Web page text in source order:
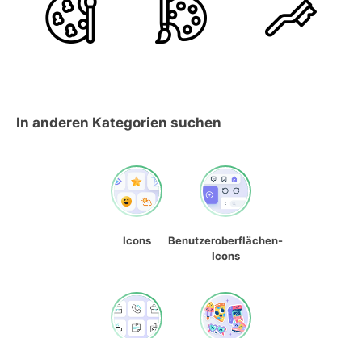
In anderen Kategorien suchen
Icons
Benutzeroberflächen-
Icons